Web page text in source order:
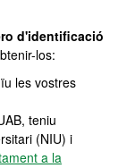
d'identificació
los:
les vostres
teniu
(NIU) i
a la